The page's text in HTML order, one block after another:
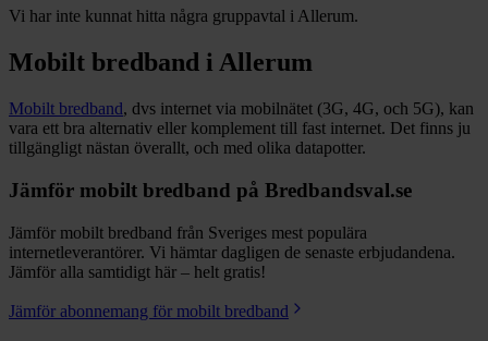
Vi har inte kunnat hitta några gruppavtal i Allerum.
Mobilt bredband i Allerum
Mobilt bredband, dvs internet via mobilnätet (3G, 4G, och 5G), kan
vara ett bra alternativ eller komplement till fast internet. Det finns ju
tillgängligt nästan överallt, och med olika datapotter.
Jämför mobilt bredband på Bredbandsval.se
Jämför mobilt bredband från Sveriges mest populära
internetleverantörer. Vi hämtar dagligen de senaste erbjudandena.
Jämför alla samtidigt här – helt gratis!
Jämför abonnemang för mobilt bredband